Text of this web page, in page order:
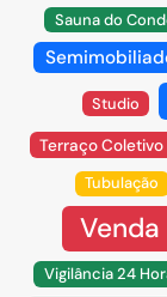
Sauna do
Studio
Terraço Coletivo
Tubulação
Venda
Vigilância 24